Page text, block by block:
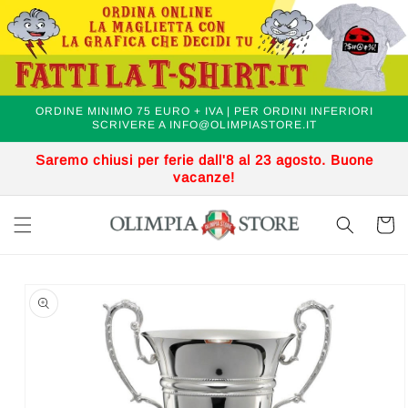
direttamente
ai contenuti
.
ORDINE MINIMO 75 EURO + IVA | PER ORDINI INFERIORI
SCRIVERE A INFO@OLIMPIASTORE.IT
Saremo chiusi per ferie dall'8 al 23 agosto. Buone
vacanze!
informazioni
sul prodotto